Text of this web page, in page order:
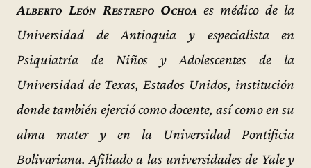
Alberto León Restrepo Ochoaes médico de la
Universidad de Antioquia y especialista en
Psiquiatría de Niños y Adolescentes de la
Universidad de Texas, Estados Unidos, institución
donde también ejerció como docente, así como en su
alma mater y en la Universidad Pontificia
Bolivariana. Afiliado a las universidades de Yale y